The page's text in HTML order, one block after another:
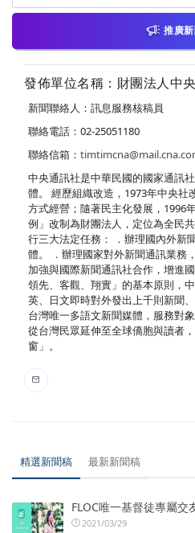
推廣
發佈單位名稱：財團法人中
新聞聯絡人：訊息服務核稿員
聯絡電話：02-25051180
聯絡信箱：
中央通訊社是中華民國的國家通訊
體。 經歷組織改造，1973年中央社
方式經營；隨著民主化發展，1996
例」改制為財團法人，定位為全民
行三大法定任務： ．辦理國內外新
體。 ．辦理國家對外新聞通訊業務
加強與國際新聞通訊社合作，增進
領先、客觀、翔實」的基本原則，
英、日文即時對外發出上千則新聞
台灣唯一多語文新聞媒體，服務對
從台灣民眾延伸至全球僑胞與讀者
窗」。
精選新聞稿 最新新聞稿
FLOC唯一基督徒專屬交
2021/03/29